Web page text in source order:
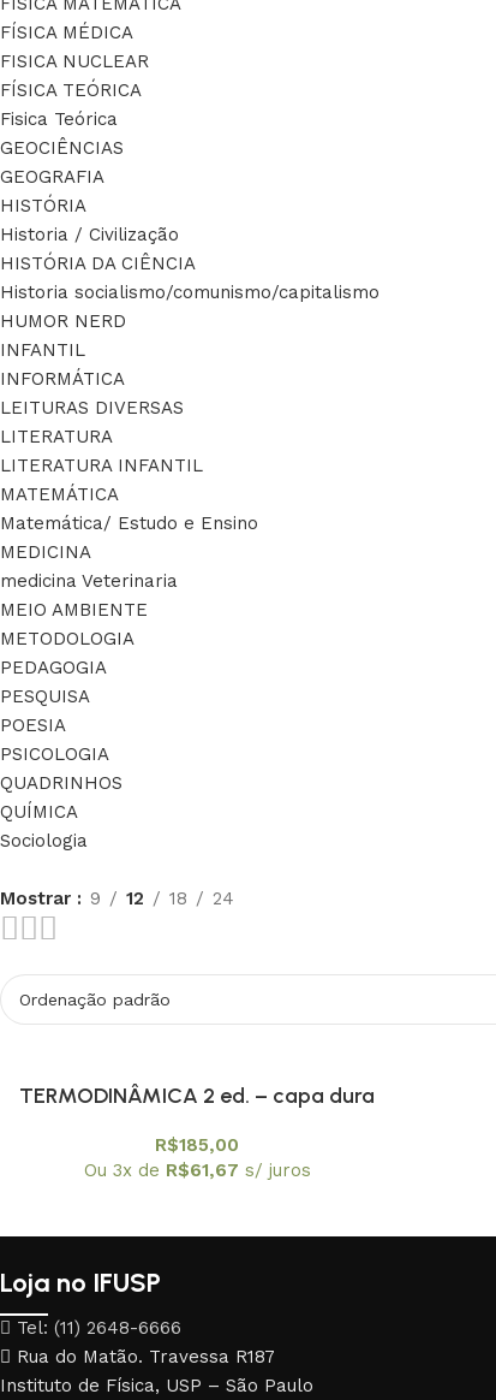
FÍSICA MÉDICA
FISICA NUCLEAR
FÍSICA TEÓRICA
Fisica Teórica
GEOCIÊNCIAS
GEOGRAFIA
HISTÓRIA
Historia / Civilização
HISTÓRIA DA CIÊNCIA
Historia socialismo/comunismo/capitalismo
HUMOR NERD
INFANTIL
INFORMÁTICA
LEITURAS DIVERSAS
LITERATURA
LITERATURA INFANTIL
MATEMÁTICA
Matemática/ Estudo e Ensino
MEDICINA
medicina Veterinaria
MEIO AMBIENTE
METODOLOGIA
PEDAGOGIA
PESQUISA
POESIA
PSICOLOGIA
QUADRINHOS
QUÍMICA
Sociologia
Mostrar 9 12 18 24
TERMODINÂMICA 2 ed. – capa dura
R$185,00
Ou 3x de R$61,67 s/ juros
Loja no IFUSP
Tel: (11) 2648-6666
Rua do Matão. Travessa R187
Instituto de Física, USP – São Paulo